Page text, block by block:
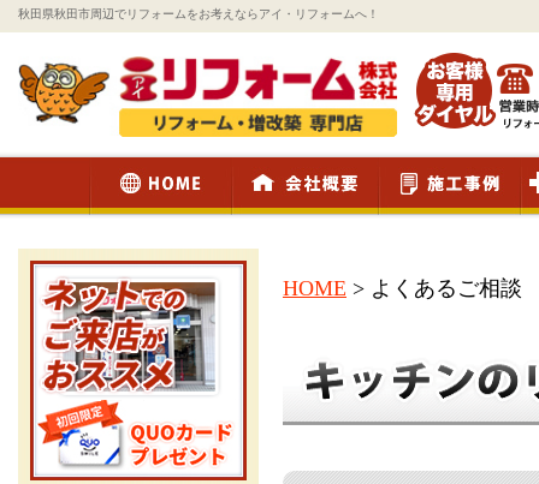
秋田県秋田市周辺でリフォームをお考えならアイ・リフォームへ！
HOME > よくあるご相談